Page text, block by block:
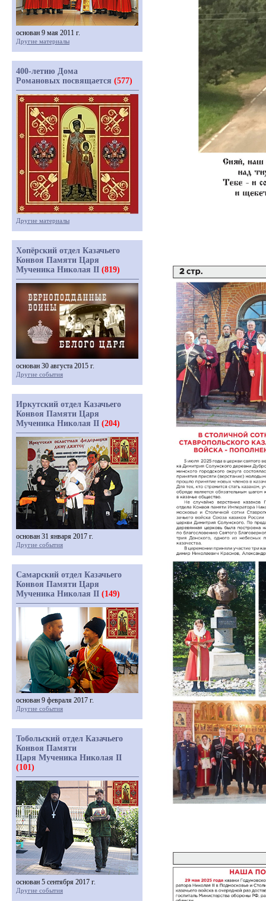
основан 9 мая 2011 г.
Другие материалы
400-летию Дома
Романовых посвящается (577)
Другие материалы
Хопёрский отдел Казачьего
Конвоя Памяти Царя
Мученика Николая II (819)
основан 30 августа 2015 г.
Другие события
Иркутский отдел Казачьего
Конвоя Памяти Царя
Мученика Николая II (204)
основан 31 января 2017 г.
Другие события
Самарский отдел Казачьего
Конвоя Памяти Царя
Мученика Николая II (149)
основан 9 февраля 2017 г.
Другие события
Тобольский отдел Казачьего
Конвоя Памяти
Царя Мученика Николая II
(101)
основан 5 сентября 2017 г.
Другие события